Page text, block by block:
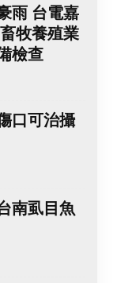
雨 台電嘉
牧養殖業
檢查
口可治攝
南虱目魚